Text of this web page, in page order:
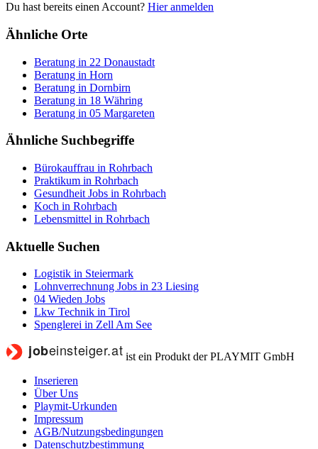
Du hast bereits einen Account? Hier anmelden
Ähnliche Orte
Beratung in 22 Donaustadt
Beratung in Horn
Beratung in Dornbirn
Beratung in 18 Währing
Beratung in 05 Margareten
Ähnliche Suchbegriffe
Bürokauffrau in Rohrbach
Praktikum in Rohrbach
Gesundheit Jobs in Rohrbach
Koch in Rohrbach
Lebensmittel in Rohrbach
Aktuelle Suchen
Logistik in Steiermark
Lohnverrechnung Jobs in 23 Liesing
04 Wieden Jobs
Lkw Technik in Tirol
Spenglerei in Zell Am See
ist ein Produkt der PLAYMIT GmbH
Inserieren
Über Uns
Playmit-Urkunden
Impressum
AGB/Nutzungsbedingungen
Datenschutzbestimmung